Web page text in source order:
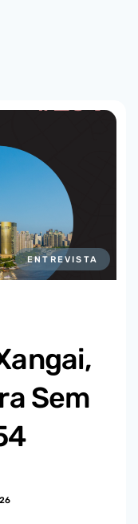
ENTREVISTA
Sem